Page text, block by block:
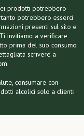
prodotti potrebbero
potrebbero esserci
presenti sul sito e
invitiamo a verificare
prima del suo consumo
scrivere a
consumare con
alcolici solo a clienti